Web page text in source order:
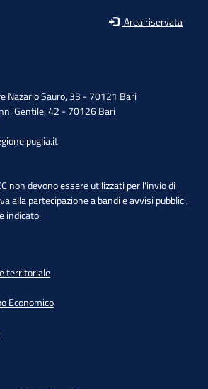
Area riservata
Nazario Sauro, 33 - 70121 Bari
Gentile, 42 - 70126 Bari
non devono essere utilizzati per l'invio di
alla partecipazione a bandi e avvisi pubblici,
indicato.
territoriale
Economico